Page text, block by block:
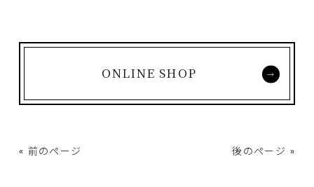
ONLINE SHOP
« 前のページ 後のページ »